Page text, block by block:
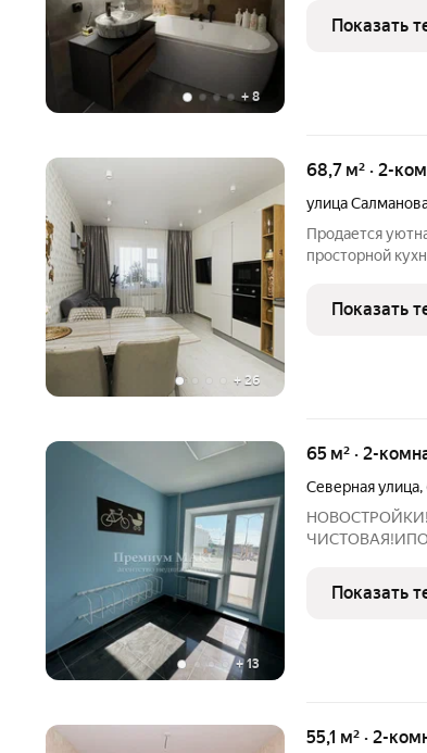
+ 8
идеально
Санузел
Показать
+ 26
68,7 м² · 2-
улица
Прoдается
просторной
планиpoвкой, 2
гардеробная,
Показать
+13
65 м² · 2-
Северная улица,
наличии 2, 6,
просмотр .
Показать
55,1 м² · 2-